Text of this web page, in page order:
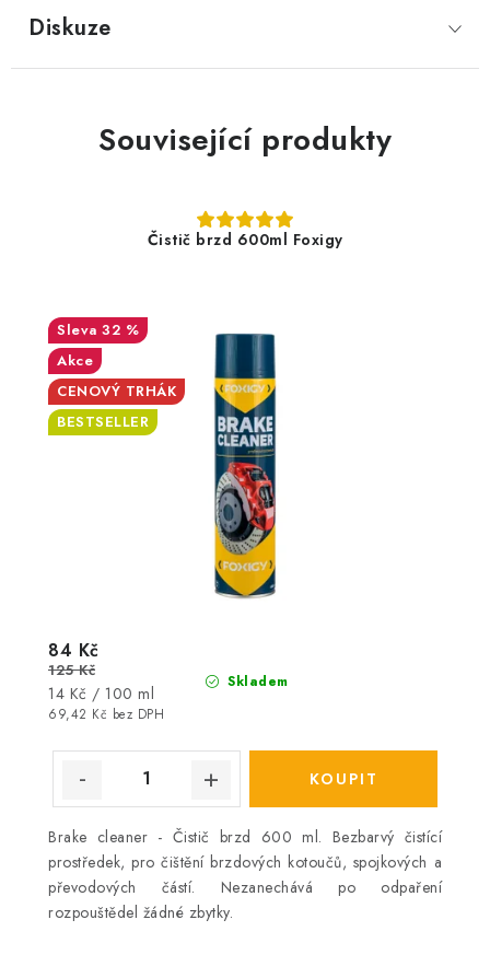
Diskuze
Související produkty
Čistič brzd 600ml Foxigy
32 %
Akce
CENOVÝ TRHÁK
BESTSELLER
Skladem
69,42 Kč bez DPH
84 Kč
125 Kč
Měrná
cena:
14 Kč / 100 ml
Brake cleaner - Čistič brzd 600 ml. Bezbarvý čistící
prostředek, pro čištění brzdových kotoučů, spojkových a
převodových částí. Nezanechává po odpaření
rozpouštědel žádné zbytky.